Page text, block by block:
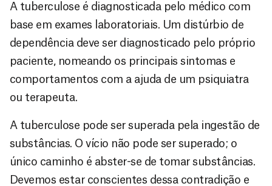
A tuberculose é diagnosticada pelo médico com
base em exames laboratoriais. Um distúrbio de
dependência deve ser diagnosticado pelo próprio
paciente, nomeando os principais sintomas e
comportamentos com a ajuda de um psiquiatra
ou terapeuta.
A tuberculose pode ser superada pela ingestão de
substâncias. O vício não pode ser superado; o
único caminho é abster-se de tomar substâncias.
Devemos estar conscientes dessa contradição e